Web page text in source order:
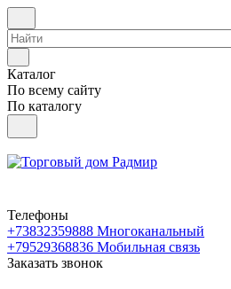
Каталог
По всему сайту
По каталогу
Телефоны
+73832359888 Многоканальный
+79529368836 Мобильная связь
Заказать звонок